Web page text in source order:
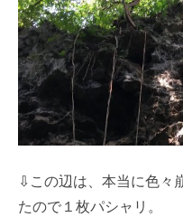
⇩この辺は、本当に色々
たので１枚パシャリ。